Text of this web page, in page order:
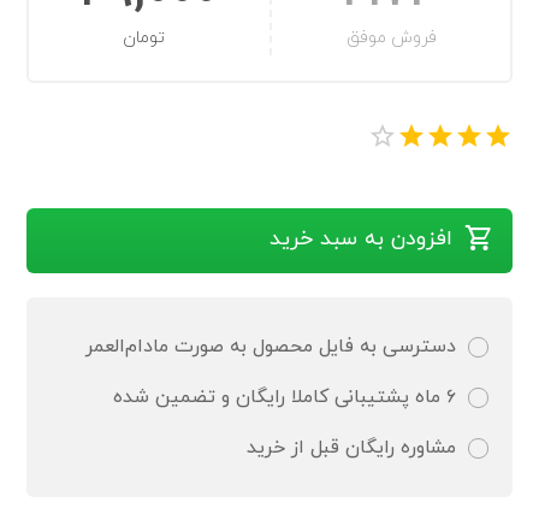
تومان فروش موفق
افزودن به سبد خرید
دسترسی به فایل محصول به صورت مادام‌العمر
۶ ماه پشتیبانی کاملا رایگان و تضمین شده
مشاوره رایگان قبل از خرید